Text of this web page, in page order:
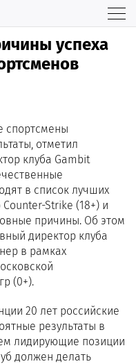
успеха
спортсмены
отметил
клуба Gambit
в список лучших
Strike (18+) и
причины. Об этом
директор клуба
в рамках
(0+).
20 лет российские
результаты в
лидирующие позиции
должен делать